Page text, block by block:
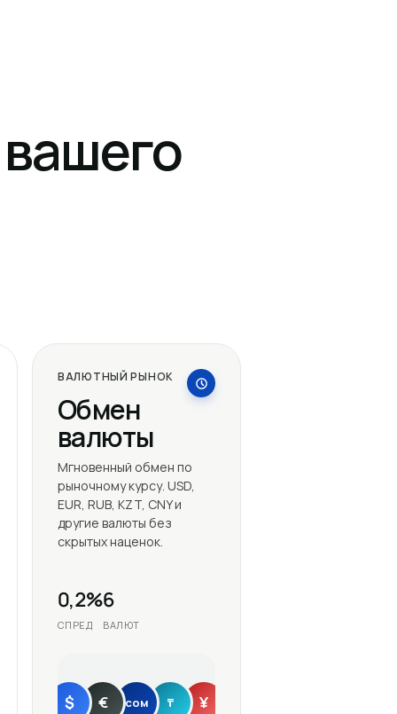
ВАЛЮТНЫЙ РЫНОК
Обмен
валюты
Мгновенный обмен по
рыночному курсу. USD,
EUR, RUB, KZT, CNY и
другие валюты без
скрытых наценок.
0,2%
СПРЕД
6
ВАЛЮТ
$ € сом ₸ ¥